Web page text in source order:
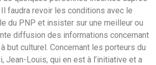
Il faudra revoir les conditions avec le
du PNP et insister sur une meilleur ou
diffusion des informations concernant
but culturel. Concernant les porteurs du
Jean-Louis, qui en est à l’initiative et a